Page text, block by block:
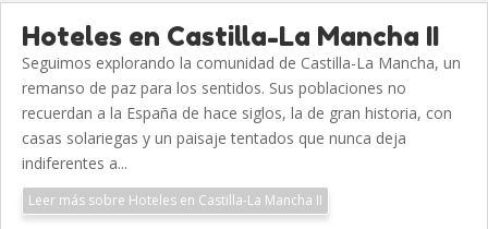
Hoteles en Castilla-La Mancha II
Seguimos explorando la comunidad de Castilla-La Mancha, un
remanso de paz para los sentidos. Sus poblaciones no
recuerdan a la España de hace siglos, la de gran historia, con
casas solariegas y un paisaje tentados que nunca deja
indiferentes a...
Leer más sobre Hoteles en Castilla-La Mancha II